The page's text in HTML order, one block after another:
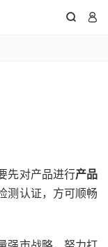
 
对产品进行产品
测认证，方可顺畅